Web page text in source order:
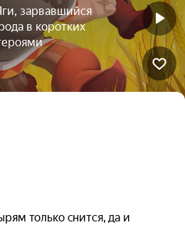
зарвавшийся
в коротких
только снится, да и